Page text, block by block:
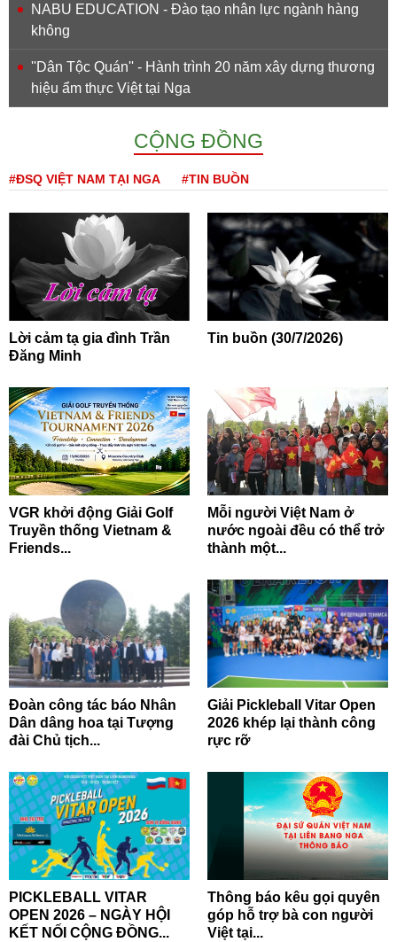
NABU EDUCATION - Đào tạo nhân lực ngành hàng
không
''Dân Tộc Quán'' - Hành trình 20 năm xây dựng thương
hiệu ẩm thực Việt tại Nga
CỘNG ĐỒNG
#ĐSQ VIỆT NAM TẠI NGA #TIN BUỒN
Lời cảm tạ gia đình Trần
Đăng Minh
Tin buồn (30/7/2026)
VGR khởi động Giải Golf
Truyền thống Vietnam &
Friends...
Mỗi người Việt Nam ở
nước ngoài đều có thể trở
thành một...
Đoàn công tác báo Nhân
Dân dâng hoa tại Tượng
đài Chủ tịch...
Giải Pickleball Vitar Open
2026 khép lại thành công
rực rỡ
PICKLEBALL VITAR
OPEN 2026 – NGÀY HỘI
KẾT NỐI CỘNG ĐỒNG...
Thông báo kêu gọi quyên
góp hỗ trợ bà con người
Việt tại...